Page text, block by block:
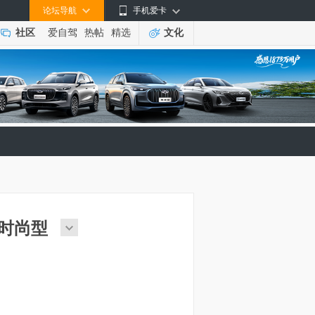
手机爱卡
论坛导航
社区 爱自驾 热帖 精选 文化
尚型